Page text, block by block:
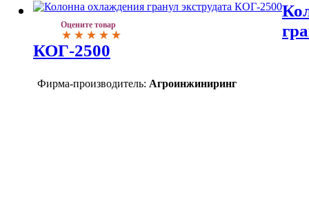
Оцените товар
КОГ-2500
Фирма-производитель: Агроинжиниринг